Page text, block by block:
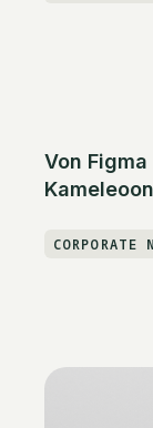
Von
CORPORATE